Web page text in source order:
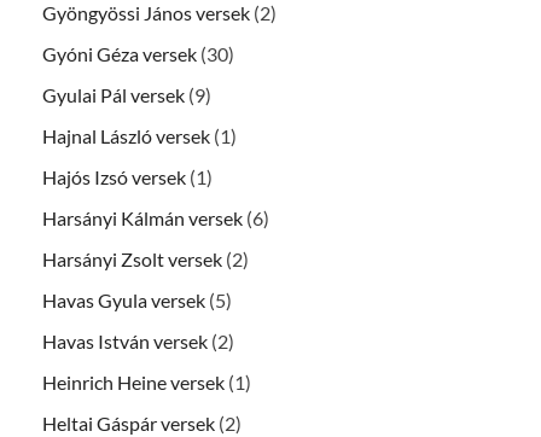
Gyöngyössi János versek (2)
Gyóni Géza versek (30)
Gyulai Pál versek (9)
Hajnal László versek (1)
Hajós Izsó versek (1)
Harsányi Kálmán versek (6)
Harsányi Zsolt versek (2)
Havas Gyula versek (5)
Havas István versek (2)
Heinrich Heine versek (1)
Heltai Gáspár versek (2)